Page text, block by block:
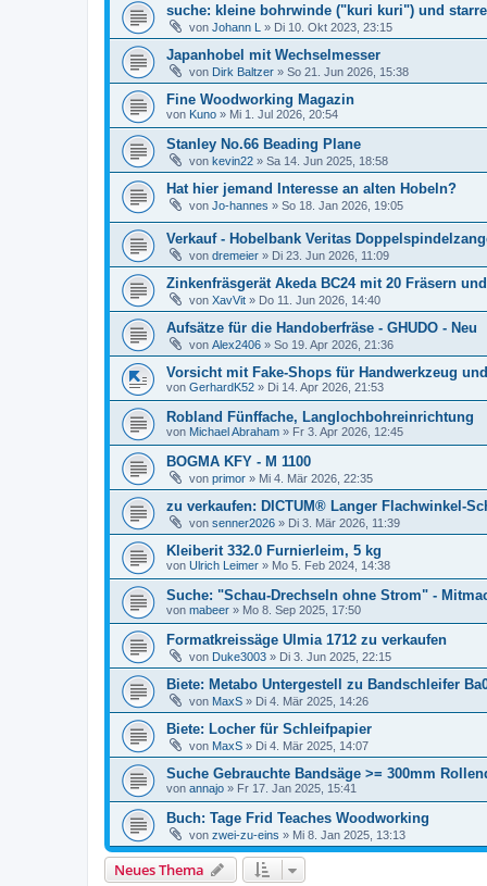
suche: kleine bohrwinde ("kuri kuri") und
von Johann L » Di 10. Okt 2023, 23:15
Japanhobel mit Wechselmesser
von Dirk Baltzer » So 21. Jun 2026, 15:38
Fine Woodworking Magazin
von Kuno » Mi 1. Jul 2026, 20:54
Stanley No.66 Beading Plane
von kevin22 » Sa 14. Jun 2025, 18:58
Hat hier jemand Interesse an alten Hobeln?
von Jo-hannes » So 18. Jan 2026, 19:05
Verkauf - Hobelbank Veritas
von dremeier » Di 23. Jun 2026, 11:09
Zinkenfräsgerät Akeda BC24 mit 20 Fräsern
von XavVit » Do 11. Jun 2026, 14:40
Aufsätze für die Handoberfräse - GHUDO - Neu
von Alex2406 » So 19. Apr 2026, 21:36
Vorsicht mit Fake-Shops für Handwerkzeug
von GerhardK52 » Di 14. Apr 2026, 21:53
Robland Fünffache, Langlochbohreinrichtung
von Michael Abraham » Fr 3. Apr 2026, 12:45
BOGMA KFY - M 1100
von primor » Mi 4. Mär 2026, 22:35
zu verkaufen: DICTUM® Langer Flachwinkel-
von senner2026 » Di 3. Mär 2026, 11:39
Kleiberit 332.0 Furnierleim, 5 kg
von Ulrich Leimer » Mo 5. Feb 2024, 14:38
Suche: "Schau-Drechseln ohne Strom" -
von mabeer » Mo 8. Sep 2025, 17:50
Formatkreissäge Ulmia 1712 zu verkaufen
von Duke3003 » Di 3. Jun 2025, 22:15
Biete: Metabo Untergestell zu Bandschleifer
von MaxS » Di 4. Mär 2025, 14:26
Biete: Locher für Schleifpapier
von MaxS » Di 4. Mär 2025, 14:07
Suche Gebrauchte Bandsäge >= 300mm
von annajo » Fr 17. Jan 2025, 15:41
Buch: Tage Frid Teaches Woodworking
von zwei-zu-eins » Mi 8. Jan 2025, 13:13
Neues Thema